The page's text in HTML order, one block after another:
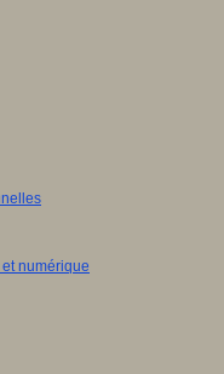
numérique